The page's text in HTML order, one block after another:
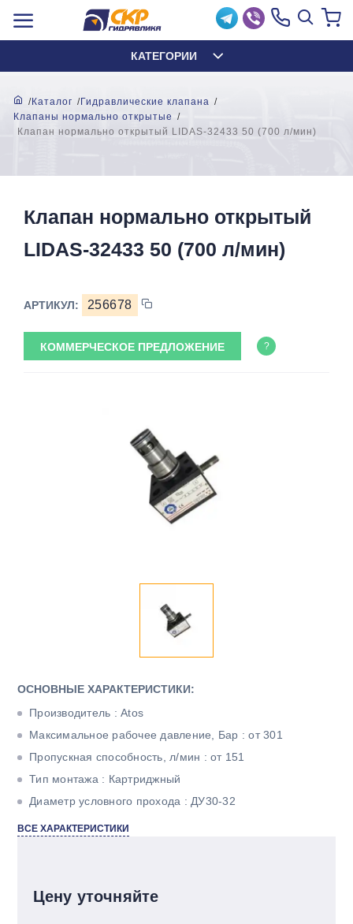
КАТЕГОРИИ
Каталог
Гидравлические клапана
Клапаны нормально открытые
Клапан нормально открытый LIDAS-32433 50 (700 л/мин)
Клапан нормально открытый
LIDAS-32433 50 (700 л/мин)
АРТИКУЛ: 256678
КОММЕРЧЕСКОЕ ПРЕДЛОЖЕНИЕ ?
ОСНОВНЫЕ ХАРАКТЕРИСТИКИ:
Производитель : Atos
Максимальное рабочее давление, Бар : от 301
Пропускная способность, л/мин : от 151
Тип монтажа : Картриджный
Диаметр условного прохода : ДУ30-32
Пропускная способность, л/мин : 700
ВСЕ ХАРАКТЕРИСТИКИ
Цену уточняйте